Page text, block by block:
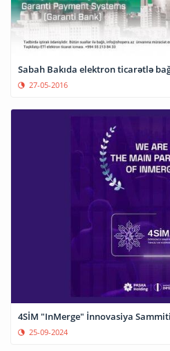
Sabah Bakıda elektron
27-05-2016
4SİM "InMerge" İnnovasiya
25-09-2024